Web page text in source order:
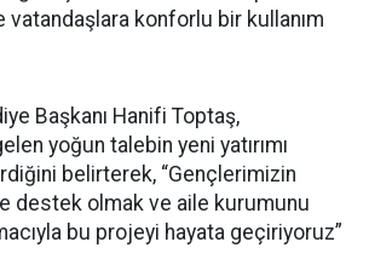
konforlu bir kullanım
Başkanı Hanifi Toptaş,
yoğun talebin yeni yatırımı
belirterek, “Gençlerimizin
destek olmak ve aile kurumunu
bu projeyi hayata geçiriyoruz”